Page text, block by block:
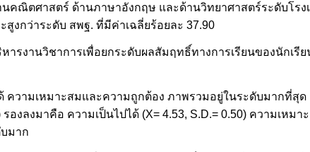
ณิตศาสตร์ ด้านภาษาอังกฤษ และด้านวิทยาศาสตร์ระดับโรงเ
งกว่าระดับ สพฐ. ที่มีค่าเฉลี่ยร้อยละ 37.90
ารงานวิชาการเพื่อยกระดับผลสัมฤทธิ์ทางการเรียนของนักเรี
วามเหมาะสมและความถูกต้อง ภาพรวมอยู่ในระดับมากที่สุด
งลงมาคือ ความเป็นไปได้ (X= 4.53, S.D.= 0.50) ความเหมา
มาก